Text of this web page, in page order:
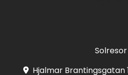
Solresor
Hjalmar Brantingsgatan